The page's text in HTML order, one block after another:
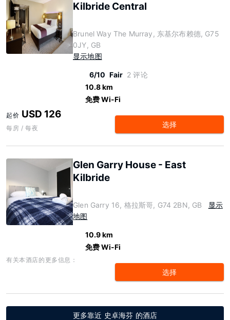
Kilbride Central
Brunel Way The Murray, 东基尔布赖德, G75
0JY, GB
显示地图
6/10 Fair 2 评论
10.8 km
免费 Wi-Fi
起价 USD 126
每房 / 每夜 选择
Glen Garry House - East
Kilbride
Glen Garry 16, 格拉斯哥, G74 2BN, GB
显示
地图
10.9 km
免费 Wi-Fi
有关本酒店的更多信息：
选择
更多靠近 史卓海芬 的酒店